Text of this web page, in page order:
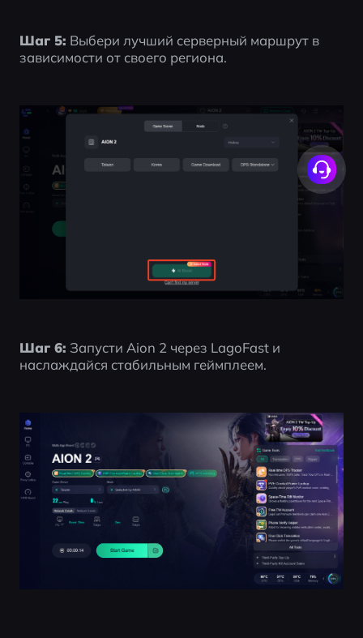
Шаг 5: Выбери лучший серверный маршрут в
зависимости от своего региона.
Шаг 6: Запусти Aion 2 через LagoFast и
наслаждайся стабильным геймплеем.